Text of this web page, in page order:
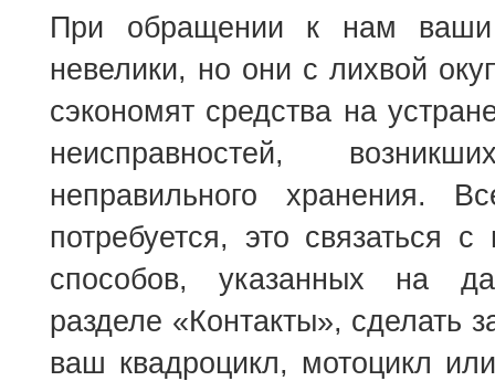
При обращении к нам ваши
невелики, но они с лихвой
сэкономят средства на
неисправностей,
неправильного хранения.
потребуется, это связаться
способов, указанных на
разделе «Контакты», сделать
ваш квадроцикл, мотоцикл